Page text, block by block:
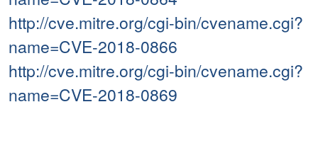
http://cve.mitre.org/cgi-bin/cvename.cgi?
name=CVE-2018-0866
http://cve.mitre.org/cgi-bin/cvename.cgi?
name=CVE-2018-0869